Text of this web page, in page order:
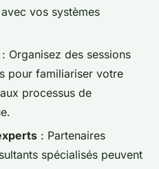
vos systèmes
: Organisez des sessions
pour familiariser votre
processus de
: Partenaires
spécialisés peuvent